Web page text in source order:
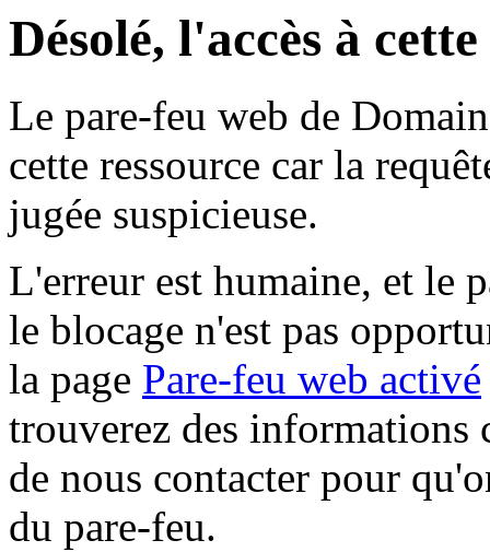
Désolé, l'accès à
Le pare-feu web de
cette ressource car la
jugée suspicieuse.
L'erreur est humaine, et le
le blocage n'est pas
la page Pare-feu web activé
trouverez des informations
de nous contacter pour
du pare-feu.